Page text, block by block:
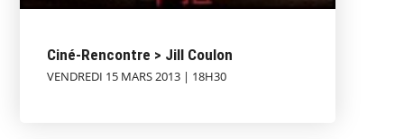
Ciné-Rencontre > Jill Coulon
VENDREDI 15 MARS 2013 | 18H30